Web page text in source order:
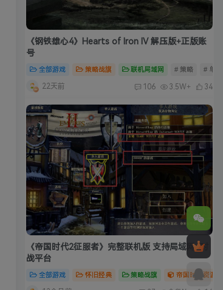
《钢铁雄心4》Hearts of Iron IV 解压版+正版账
号
全部游戏 策略战旗 联机局域网 # 策略 # 单
22天前 106 3.5W+ 34
《帝国时代2征服者》完整联机版 支持局域网+对
战平台
全部游戏 怀旧经典 策略战旗 帝国时代资源